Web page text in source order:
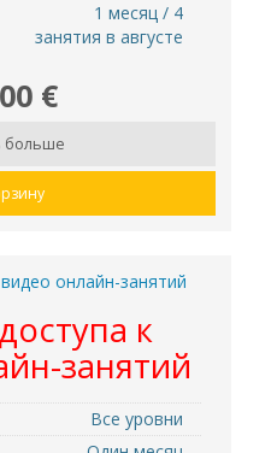
1 месяц / 4
занятия в августе
€
больше
к
занятий
Все уровни